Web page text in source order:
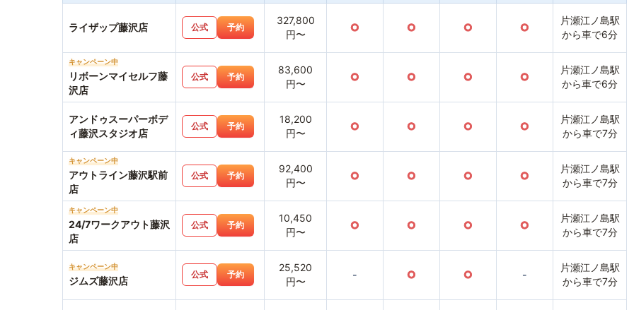
ライザップ藤沢店 公式 予約
327,800
円〜
○ ○ ○ ○
片瀬江ノ島駅
から車で6分
キャンペーン中
リボーンマイセルフ藤
沢店
公式 予約
83,600
円〜
○ ○ ○ ○
片瀬江ノ島駅
から車で6分
アンドゥスーパーボデ
ィ藤沢スタジオ店
公式 予約
18,200
円〜
○ ○ ○ ○
片瀬江ノ島駅
から車で7分
キャンペーン中
アウトライン藤沢駅前
店
公式 予約
92,400
円〜
○ ○ ○ ○
片瀬江ノ島駅
から車で7分
キャンペーン中
24/7ワークアウト藤沢
店
公式 予約
10,450
円〜
○ ○ ○ ○
片瀬江ノ島駅
から車で7分
キャンペーン中
ジムズ藤沢店
公式 予約
25,520
円〜
- ○ ○ -
片瀬江ノ島駅
から車で7分